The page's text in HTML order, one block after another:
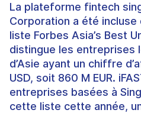
La plateforme fintech
Corporation a été
liste Forbes Asia’s Best
distingue les entreprises
d’Asie ayant un chiffre
USD, soit 860 M EUR.
entreprises basées à
cette liste cette année,